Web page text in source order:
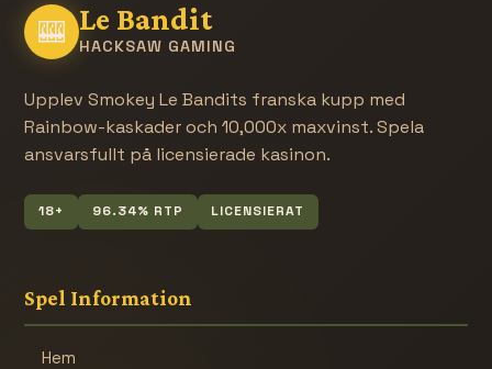
🎰 Le Bandit
HACKSAW GAMING
Upplev Smokey Le Bandits franska kupp med
Rainbow-kaskader och 10,000x maxvinst. Spela
ansvarsfullt på licensierade kasinon.
18+ 96.34% RTP LICENSIERAT
Spel Information
Hem